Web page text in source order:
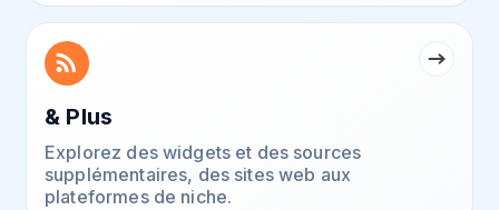
& Plus
Explorez des widgets et des sources
supplémentaires, des sites web aux
plateformes de niche.